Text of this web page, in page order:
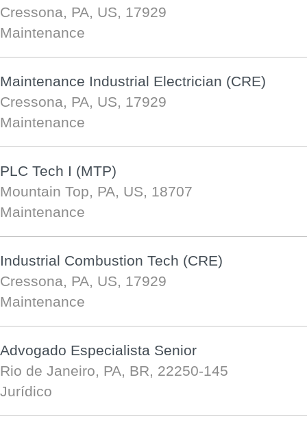
Cressona, PA, US, 17929
Maintenance
Maintenance Industrial Electrician (CRE)
Cressona, PA, US, 17929
Maintenance
PLC Tech I (MTP)
Mountain Top, PA, US, 18707
Maintenance
Industrial Combustion Tech (CRE)
Cressona, PA, US, 17929
Maintenance
Advogado Especialista Senior
Rio de Janeiro, PA, BR, 22250-145
Jurídico